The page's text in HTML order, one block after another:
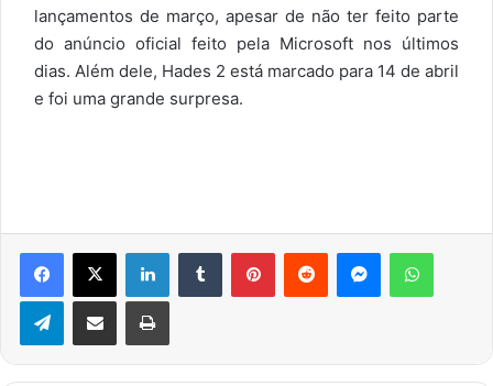
lançamentos de março, apesar de não ter feito parte
do anúncio oficial feito pela Microsoft nos últimos
dias. Além dele, Hades 2 está marcado para 14 de abril
e foi uma grande surpresa.
Facebook
X LinkedinTumblr PinterestReddit Messenger
TelegramCompartilhar via e-mail Imprimir